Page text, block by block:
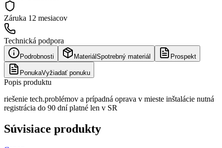
Záruka 12 mesiacov
Technická podpora
Podrobnosti Materiál Spotrebný materiál Prospekt
PonukaVyžiadať ponuku
Popis produktu
riešenie tech.problémov a prípadná oprava v mieste inštalácie nutná
registrácia do 90 dní platné len v SR
Súvisiace produkty